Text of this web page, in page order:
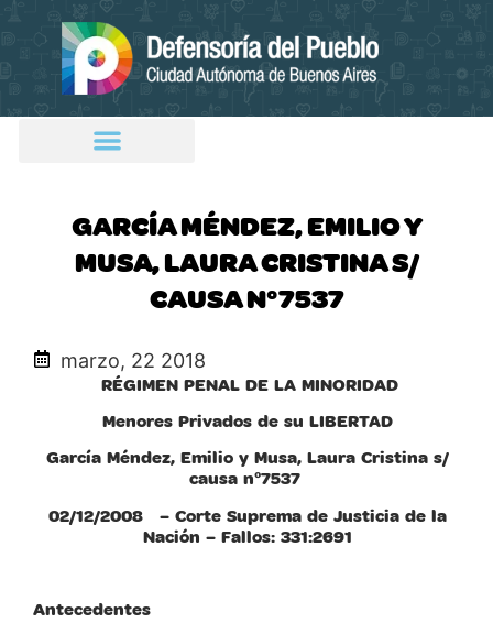
GARCÍA MÉNDEZ, EMILIO Y
MUSA, LAURA CRISTINA S/
CAUSA N°7537
marzo, 22 2018
RÉGIMEN PENAL DE LA MINORIDAD
Menores Privados de su LIBERTAD
García Méndez, Emilio y Musa, Laura Cristina s/
causa n°7537
02/12/2008 – Corte Suprema de Justicia de la
Nación – Fallos: 331:2691
Antecedentes